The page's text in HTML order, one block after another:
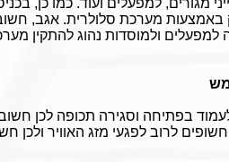
מערכת סלולרית. אגב, חשוב
ולמוסדות נהוג להתקין
בפתיחה וסגירה תכופה לכן
חשופים לרוב לפגעי מזג האוויר ולכן